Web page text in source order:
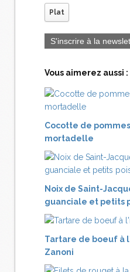
Plat
S'inscrire à la
Vous aimerez aussi :
Cocotte de
mortadelle
Noix de Saint-
guanciale et petits
Tartare de boeuf à
Zanoni